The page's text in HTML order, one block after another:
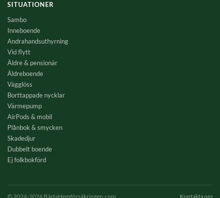
SITUATIONER
Sambo
Inneboende
Andrahandsuthyrning
Vid flytt
Äldre & pensionär
Äldreboende
Vägglöss
Borttappade nycklar
Värmepump
AirPods & mobil
Plånbok & smycken
Skadedjur
Dubbelt boende
Ej folkbokförd
© 2024-2026 BästaHemförsäkringen.com Kontakta oss